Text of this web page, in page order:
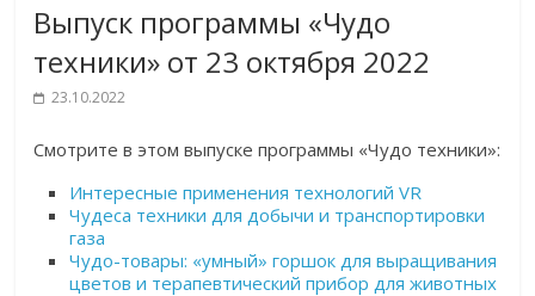
Выпуск программы «Чудо
техники» от 23 октября 2022
23.10.2022
Смотрите в этом выпуске программы «Чудо техники»:
Интересные применения технологий VR
Чудеса техники для добычи и транспортировки
газа
Чудо-товары: «умный» горшок для выращивания
цветов и терапевтический прибор для животных